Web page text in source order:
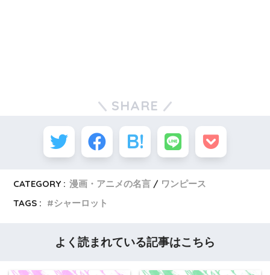
SHARE
CATEGORY : 漫画・アニメの名言
ワンピース
TAGS :
シャーロット
よく読まれている記事はこちら